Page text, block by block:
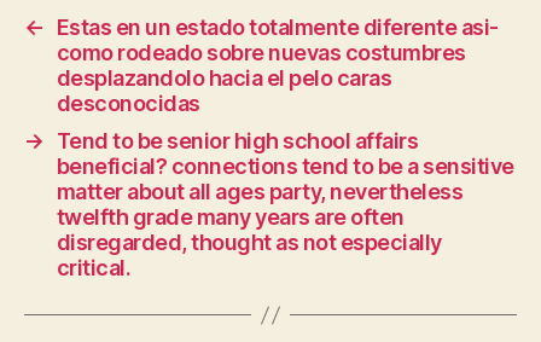
←
Estas en un estado totalmente diferente asi­
como rodeado sobre nuevas costumbres
desplazandolo hacia el pelo caras
desconocidas
→
Tend to be senior high school affairs
beneficial? connections tend to be a sensitive
matter about all ages party, nevertheless
twelfth grade many years are often
disregarded, thought as not especially
critical.